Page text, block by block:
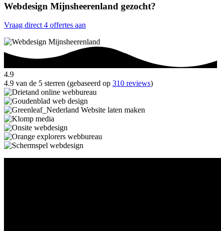
Webdesign Mijnsheerenland gezocht?
Vraag direct 4 offertes aan
4.9
4.9 van de 5 sterren (gebaseerd op 310 reviews)